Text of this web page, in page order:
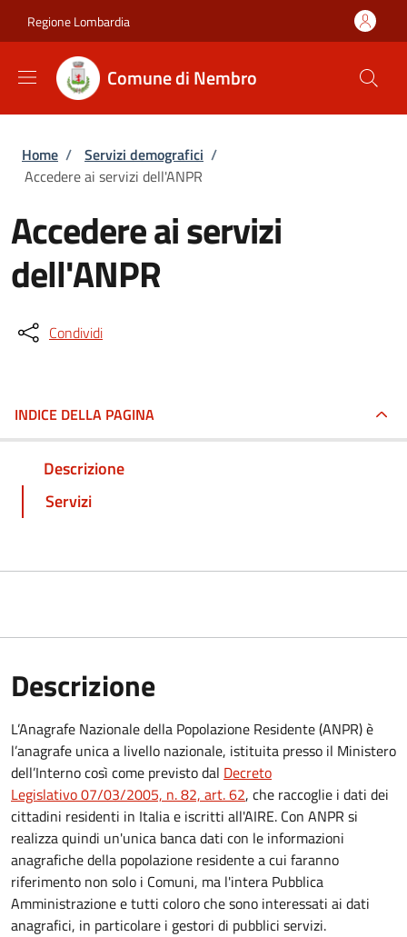
Regione Lombardia
Comune di Nembro
Briciole di pane
Home / Servizi demografici /
Accedere ai servizi dell'ANPR
Accedere ai servizi
dell'ANPR
Condividi
INDICE DELLA PAGINA
Descrizione
Servizi
Descrizione
L’Anagrafe Nazionale della Popolazione Residente (ANPR) è
l’anagrafe unica a livello nazionale, istituita presso il Ministero
dell’Interno così come previsto dal Decreto
Legislativo 07/03/2005, n. 82, art. 62, che raccoglie i dati dei
cittadini residenti in Italia e iscritti all'AIRE. Con ANPR si
realizza quindi un'unica banca dati con le informazioni
anagrafiche della popolazione residente a cui faranno
riferimento non solo i Comuni, ma l'intera Pubblica
Amministrazione e tutti coloro che sono interessati ai dati
anagrafici, in particolare i gestori di pubblici servizi.